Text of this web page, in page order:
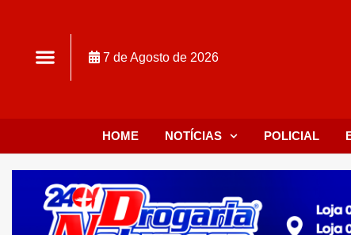
7 de Agosto de 2026
HOME NOTÍCIAS POLICIAL